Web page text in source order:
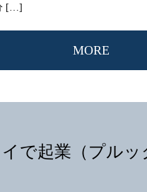
[…]
MORE
イで起業（プルッ